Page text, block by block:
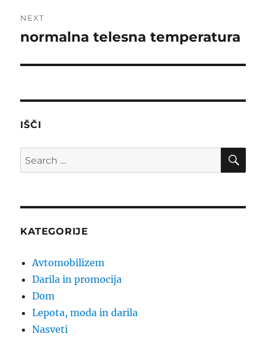
NEXT
Next
normalna telesna temperatura
IŠČI
Search
for:
KATEGORIJE
Avtomobilizem
Darila in promocija
Dom
Lepota, moda in darila
Nasveti